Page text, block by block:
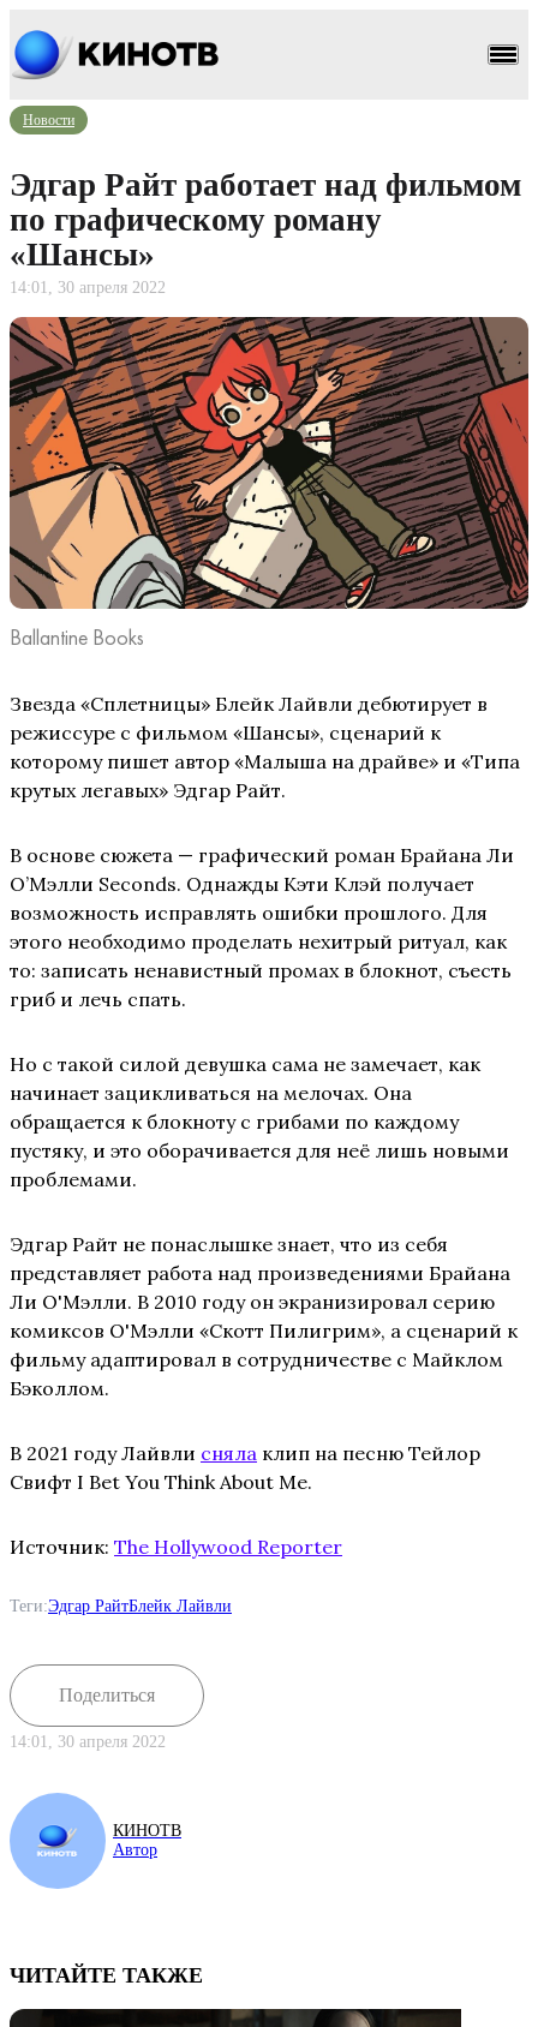
Новости
Эдгар Райт работает над фильмом
по графическому роману
«Шансы»
14:01, 30 апреля 2022
Ballantine Books
Звезда «Сплетницы» Блейк Лайвли дебютирует в
режиссуре с фильмом «Шансы», сценарий к
которому пишет автор «Малыша на драйве» и «Типа
крутых легавых» Эдгар Райт.
В основе сюжета — графический роман Брайана Ли
О’Мэлли Seconds. Однажды Кэти Клэй получает
возможность исправлять ошибки прошлого. Для
этого необходимо проделать нехитрый ритуал, как
то: записать ненавистный промах в блокнот, съесть
гриб и лечь спать.
Но с такой силой девушка сама не замечает, как
начинает зацикливаться на мелочах. Она
обращается к блокноту с грибами по каждому
пустяку, и это оборачивается для неё лишь новыми
проблемами.
Эдгар Райт не понаслышке знает, что из себя
представляет работа над произведениями Брайана
Ли О'Мэлли. В 2010 году он экранизировал серию
комиксов О'Мэлли «Скотт Пилигрим», а сценарий к
фильму адаптировал в сотрудничестве с Майклом
Бэколлом.
В 2021 году Лайвли сняла клип на песню Тейлор
Свифт I Bet You Think About Me.
Источник: The Hollywood Reporter
Теги:Эдгар РайтБлейк Лайвли
Поделиться
14:01, 30 апреля 2022
КИНОТВ
Автор
ЧИТАЙТЕ ТАКЖЕ